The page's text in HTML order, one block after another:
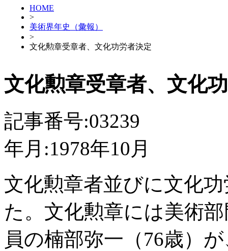
HOME
>
美術界年史（彙報）
>
文化勲章受章者、文化功労者決定
文化勲章受章者、文化
記事番号:03239
年月:1978年10月
文化勲章者並びに文化
た。文化勲章には美術
員の楠部弥一（76歳）